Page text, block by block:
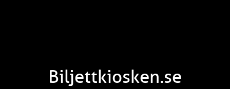
Biljettkiosken.se